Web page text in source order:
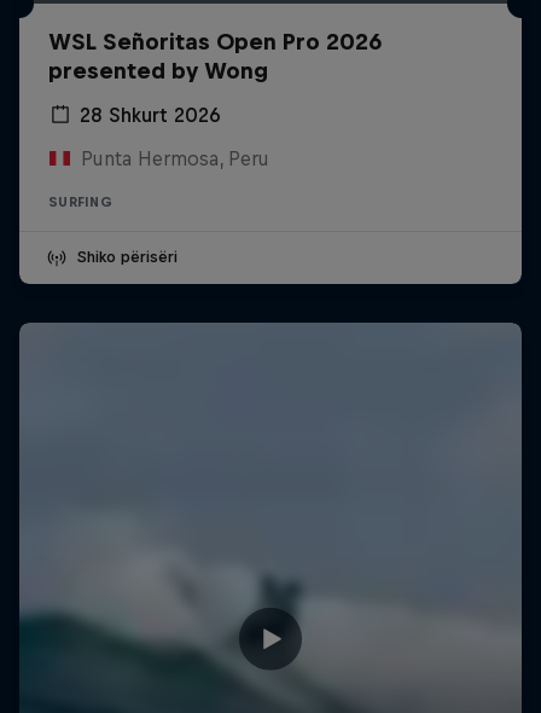
WSL Señoritas Open Pro 2026
presented by Wong
28 Shkurt 2026
Punta Hermosa, Peru
SURFING
Shiko përisëri